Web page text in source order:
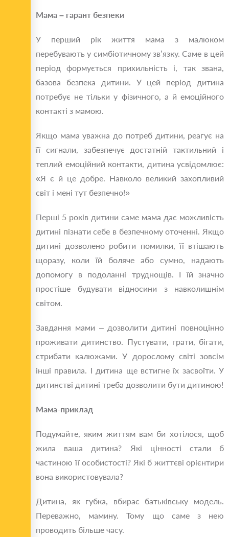
Мама – гарант безпеки
У перший рік життя мама з малюком
перебувають у симбіотичному зв’язку. Саме в цей
період формується прихильність і, так звана,
базова безпека дитини. У цей період дитина
потребує не тільки у фізичного, а й емоційного
контакті з мамою.
Якщо мама уважна до потреб дитини, реагує на
її сигнали, забезпечує достатній тактильний і
теплий емоційний контакти, дитина усвідомлює:
«Я є й це добре. Навколо великий захопливий
світ і мені тут безпечно!»
Перші 5 років дитини саме мама дає можливість
дитині пізнати себе в безпечному оточенні. Якщо
дитині дозволено робити помилки, її втішають
щоразу, коли їй боляче або сумно, надають
допомогу в подоланні труднощів. І їй значно
простіше будувати відносини з навколишнім
світом.
Завдання мами – дозволити дитині повноцінно
проживати дитинство. Пустувати, грати, бігати,
стрибати калюжами. У дорослому світі зовсім
інші правила. І дитина ще встигне їх засвоїти. У
дитинстві дитині треба дозволити бути дитиною!
Мама-приклад
Подумайте, яким життям вам би хотілося, щоб
жила ваша дитина? Які цінності стали б
частиною її особистості? Які б життєві орієнтири
вона використовувала?
Дитина, як губка, вбирає батьківську модель.
Переважно, мамину. Тому що саме з нею
проводить більше часу.